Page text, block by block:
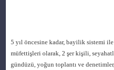
5 yıl öncesine kadar, bayilik sistemi
müfettişleri olarak, 2 şer kişili,
gündüzü, yoğun toplantı ve